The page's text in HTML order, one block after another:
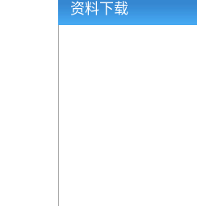
资料下载